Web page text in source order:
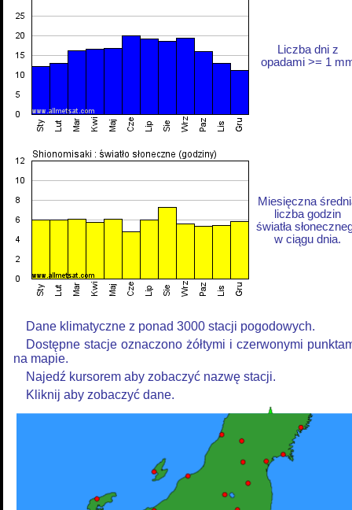
Liczba dni z
opadami >= 1
Miesięczna
liczba godzin
światła
w ciągu dnia.
Dane klimatyczne z ponad 3000 stacji pogodowych.
Dostępne stacje oznaczono żółtymi i czerwonymi
na mapie.
Najedź kursorem aby zobaczyć nazwę stacji.
Kliknij aby zobaczyć dane.